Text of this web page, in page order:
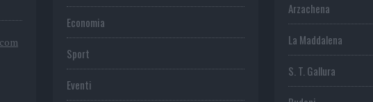
Economia
Sport
Eventi
Arzachena
La Maddalena
S. T. Gallura